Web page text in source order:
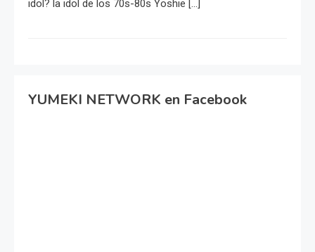
idol? la idol de los 70s-80s Yoshie […]
YUMEKI NETWORK en Facebook